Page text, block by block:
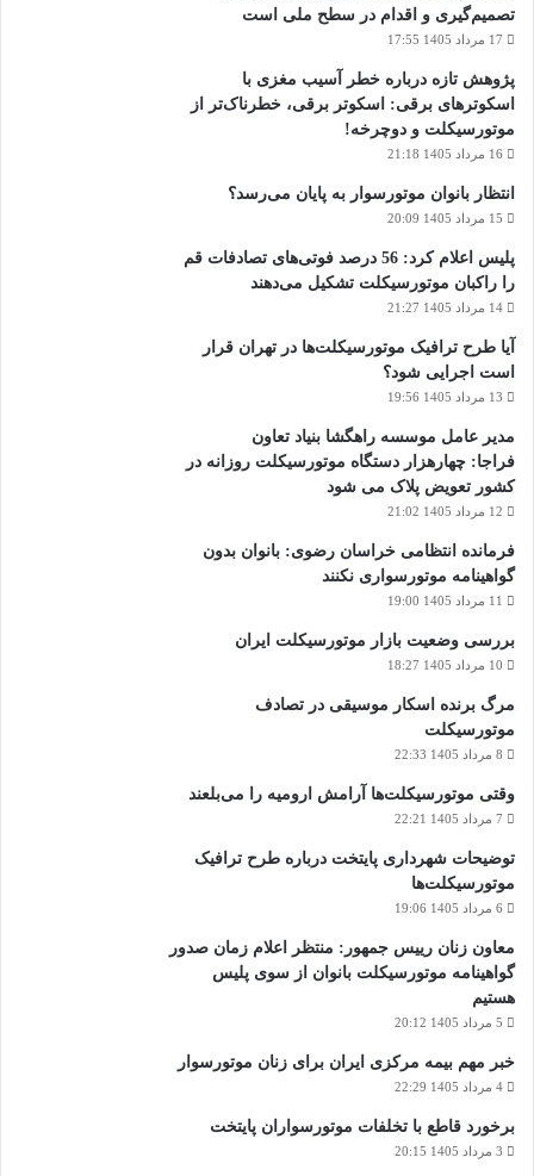
تصمیم‌گیری و اقدام در سطح ملی است
17 مرداد 1405 17:55
پژوهش تازه درباره خطر آسیب مغزی با
اسکوترهای برقی: اسکوتر برقی، خطرناک‌تر از
موتورسیکلت و دوچرخه!
16 مرداد 1405 21:18
انتظار بانوان موتورسوار به پایان می‌رسد؟
15 مرداد 1405 20:09
پلیس اعلام کرد: 56 درصد فوتی‌های تصادفات قم
را راکبان موتورسیکلت تشکیل می‌دهند
14 مرداد 1405 21:27
آیا طرح ترافیک موتورسیکلت‌ها در تهران قرار
است اجرایی شود؟
13 مرداد 1405 19:56
مدیر عامل موسسه راهگشا بنیاد تعاون
فراجا: چهارهزار دستگاه موتورسیکلت روزانه در
کشور تعویض پلاک می شود
12 مرداد 1405 21:02
فرمانده انتظامی خراسان رضوی: بانوان بدون
گواهینامه موتورسواری نکنند
11 مرداد 1405 19:00
بررسی وضعیت بازار موتورسیکلت ایران
10 مرداد 1405 18:27
مرگ برنده اسکار موسیقی در تصادف
موتورسیکلت
8 مرداد 1405 22:33
وقتی موتورسیکلت‌ها آرامش ارومیه را می‌بلعند
7 مرداد 1405 22:21
توضیحات شهرداری پایتخت درباره طرح ترافیک
موتورسیکلت‌ها
6 مرداد 1405 19:06
معاون زنان رییس جمهور: منتظر اعلام زمان صدور
گواهینامه موتورسیکلت بانوان از سوی پلیس
هستیم
5 مرداد 1405 20:12
خبر مهم بیمه مرکزی ایران برای زنان موتورسوار
4 مرداد 1405 22:29
برخورد قاطع با تخلفات موتورسواران پایتخت
3 مرداد 1405 20:15